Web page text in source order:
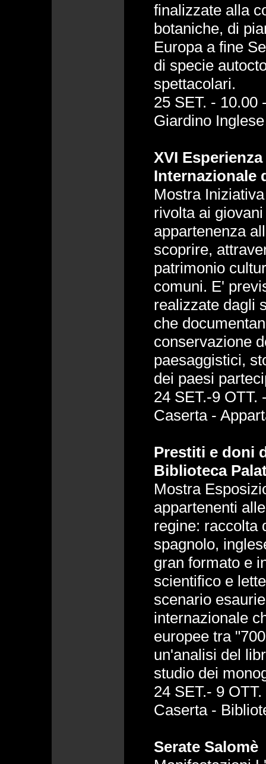
finalizzate alla
botaniche, di
Europa a fine
di specie
spettacolari.
25 SET. - 10.00
Giardino Inglese
XVI
Internazionale
Mostra
rivolta ai
appartenenza
scoprire,
patrimonio
comuni. E'
realizzate dagli
che
conservazione
paesaggistici,
dei paesi
24 SET.-9 OTT.
Caserta -
Prestiti e doni
Biblioteca
Mostra
appartenenti
regine: raccolta
spagnolo,
gran formato e
scientifico e
scenario
internazionale
europee tra
un'analisi del
studio dei
24 SET.- 9
Caserta -
Serate Salomè